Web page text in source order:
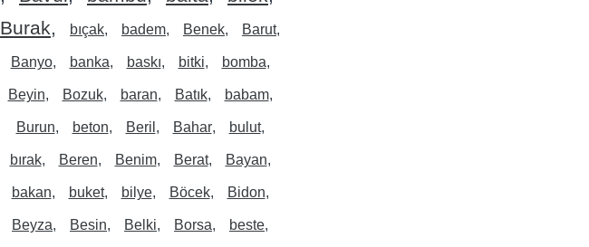
Burak
bıçak badem Benek Barut
Banyo banka baskı bitki bomba
Beyin Bozuk baran Batık babam
Burun beton Beril Bahar bulut
bırak Beren Benim Berat Bayan
bakan buket bilye Böcek Bidon
Beyza Besin Belki Borsa beste